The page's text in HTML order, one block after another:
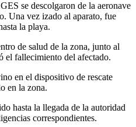
se descolgaron de la aeronave
Una vez izado al aparato, fue
la playa.
de salud de la zona, junto al
el fallecimiento del afectado.
en el dispositivo de rescate
en la zona.
hasta la llegada de la autoridad
correspondientes.